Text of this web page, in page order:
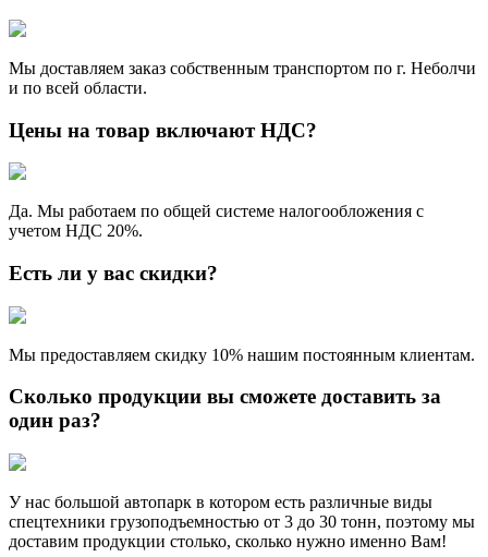
Мы доставляем заказ собственным транспортом по г. Неболчи
и по всей области.
Цены на товар включают НДС?
Да. Мы работаем по общей системе налогообложения с
учетом НДС 20%.
Есть ли у вас скидки?
Мы предоставляем скидку 10% нашим постоянным клиентам.
Сколько продукции вы сможете доставить за
один раз?
У нас большой автопарк в котором есть различные виды
спецтехники грузоподъемностью от 3 до 30 тонн, поэтому мы
доставим продукции столько, сколько нужно именно Вам!